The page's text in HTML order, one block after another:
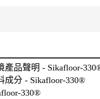
產品聲明 - Sikafloor-
成分 - Sikafloor-330®
330®